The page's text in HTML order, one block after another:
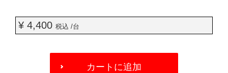
¥ 4,400 税込 /台
カートに追加